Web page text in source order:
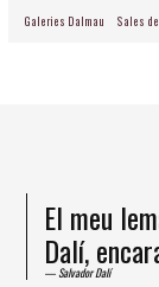
Galeries Dalmau Sales
El meu
Dalí,
Salvador Dalí